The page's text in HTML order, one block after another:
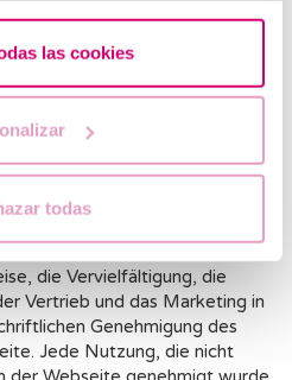
las cookies
todas
das Bearbeiten,
Texte und / oder
Verantwortlich der Webseite,
ausreichend durch die Regeln
sowie in öffentlichen
die Vervielfältigung, die
Vertrieb und das Marketing in
Genehmigung des
Jede Nutzung, die nicht